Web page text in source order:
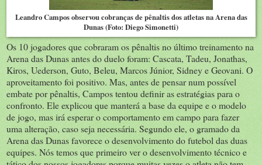
Leandro Campos observou cobranças de pênaltis dos atletas na Arena das
Dunas (Foto: Diego Simonetti)
Os 10 jogadores que cobraram os pênaltis no último treinamento na
Arena das Dunas antes do duelo foram: Cascata, Tadeu, Jonathas,
Kiros, Uederson, Guto, Beleu, Marcos Júnior, Sidney e Geovani. O
aproveitamento foi positivo. Mas, antes de pensar num possível
embate por pênaltis, Campos tentou definir as estratégias para o
confronto. Ele explicou que manterá a base da equipe e o modelo
de jogo, mas irá esperar o comportamento em campo para fazer
uma alteração, caso seja necessária. Segundo ele, o gramado da
Arena das Dunas favorece o desenvolvimento do futebol das duas
equipes. Nós temos que primeiro ver o desenvolvimento técnico e